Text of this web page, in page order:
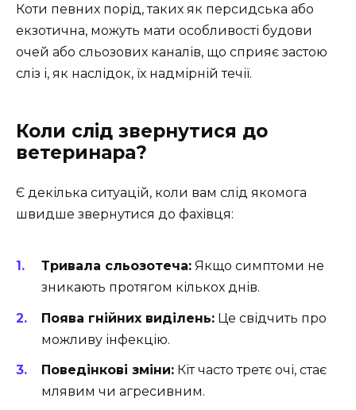
Коти певних порід, таких як персидська або
екзотична, можуть мати особливості будови
очей або сльозових каналів, що сприяє застою
сліз і, як наслідок, їх надмірній течії.
Коли слід звернутися до
ветеринара?
Є декілька ситуацій, коли вам слід якомога
швидше звернутися до фахівця:
Тривала сльозотеча: Якщо симптоми не
зникають протягом кількох днів.
Поява гнійних виділень: Це свідчить про
можливу інфекцію.
Поведінкові зміни: Кіт часто третє очі, стає
млявим чи агресивним.